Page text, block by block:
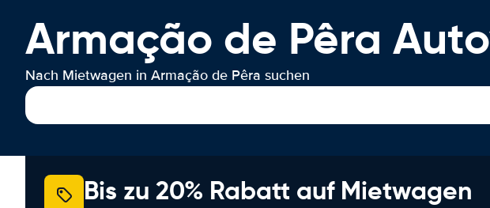
Armação de Pêra
Nach Mietwagen in Armação de Pêra suchen
Bis zu 20% Rabatt auf Mietwagen